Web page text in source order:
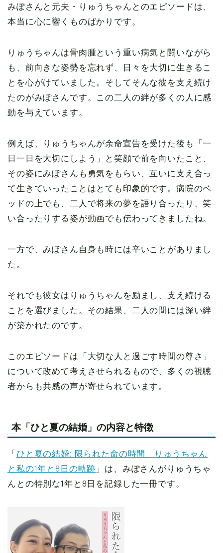
みぽさんと元夫・りゅうちゃんとのエピソードは、
本当に心に響くものばかりです。
りゅうちゃんは骨肉腫という重い病気と闘いながら
も、前向きな姿勢を忘れず、日々を大切に生きるこ
とを心がけていました。そしてそんな彼を支え続け
たのがみぽさんです。この二人の絆が多くの人に感
動を与えています。
例えば、りゅうちゃんが余命宣告を受けた後も「一
日一日を大切にしよう」と笑顔で前を向いたこと、
その姿にみぽさんも勇気をもらい、互いに支え合っ
て生きていったことはとても印象的です。病院のベ
ッドの上でも、二人で将来の夢を語り合ったり、笑
い合ったりする姿が動画でも伝わってきましたね。
一方で、みぽさん自身も時には辛いことがありまし
た。
それでも彼女はりゅうちゃんを励まし、支え続ける
ことを選びました。その結果、二人の間には深い絆
が築かれたのです。
このエピソードは「大切な人と過ごす時間の尊さ」
について改めて考えさせられるもので、多くの視聴
者からも共感の声が寄せられています。
本「ひと夏の結婚」の内容と特徴
「ひと夏の結婚: 限られた命の時間 りゅうちゃん
と私の1年と8日の軌跡 」は、みぽさんがりゅうちゃ
んとの特別な1年と8日を記録した一冊です。